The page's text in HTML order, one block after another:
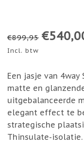
€899,95
Incl. btw
Een jasje van
matte en
uitgebalanceerde
elegant effect te
strategische
Thinsulate-isolatie.